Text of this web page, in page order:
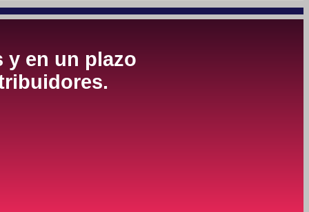
y en un plazo